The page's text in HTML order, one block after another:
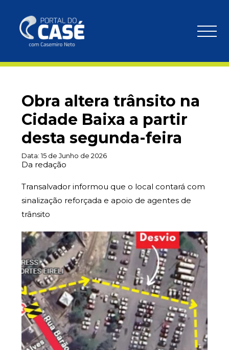
Obra altera trânsito na
Cidade Baixa a partir
desta segunda-feira
Data:15 de Junho de 2026
Da redação
Transalvador informou que o local contará com
sinalização reforçada e apoio de agentes de
trânsito